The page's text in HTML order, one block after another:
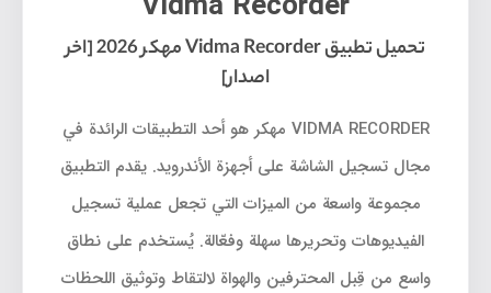
تحميل تطبيق Vidma Recorder مهكر 2026 [اخر
اصدار]
VIDMA RECORDER مهكر هو أحد التطبيقات الرائدة في
مجال تسجيل الشاشة على أجهزة الأندرويد. يقدم التطبيق
مجموعة واسعة من الميزات التي تجعل عملية تسجيل
الفيديوهات وتحريرها سهلة وفعّالة. يُستخدم على نطاق
واسع من قِبل المحترفين والهواة لالتقاط وتوثيق اللحظات